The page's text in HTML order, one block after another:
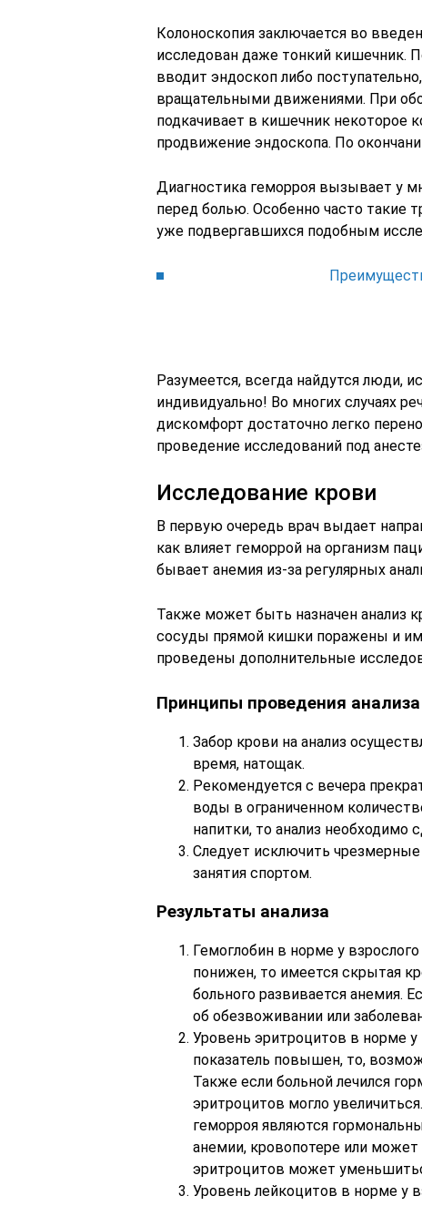
Колоноскопия заключается во
исследован даже тонкий кишечник.
вводит эндоскоп либо
вращательными движениями. При
подкачивает в кишечник некоторое
продвижение эндоскопа. По
Диагностика геморроя вызывает у
перед болью. Особенно часто такие
уже подвергавшихся подобным
Разумеется, всегда найдутся люди,
индивидуально! Во многих случаях
дискомфорт достаточно легко
проведение исследований под
Исследование крови
В первую очередь врач выдает
как влияет геморрой на организм
бывает анемия из-за регулярных
Также может быть назначен анализ
сосуды прямой кишки поражены и
проведены дополнительные
Принципы проведения анализа
Забор крови на анализ
время, натощак.
Рекомендуется с вечера
воды в ограниченном
напитки, то анализ необходимо
Следует исключить
занятия спортом.
Результаты анализа
Гемоглобин в норме у
понижен, то имеется скрытая
больного развивается анемия.
об обезвоживании или
Уровень эритроцитов в норме у
показатель повышен, то,
Также если больной лечился
эритроцитов могло
геморроя являются
анемии, кровопотере или
эритроцитов может
Уровень лейкоцитов в норме у